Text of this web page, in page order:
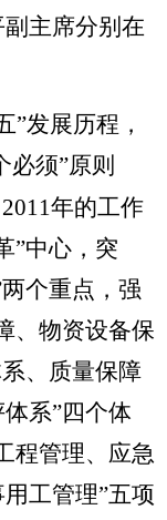
主席分别在
”发展历程，
必须”原则
2011年的工作
”中心，突
个重点，强
、物资设备保
、质量保障
系”四个体
程管理、应急
工管理”五项